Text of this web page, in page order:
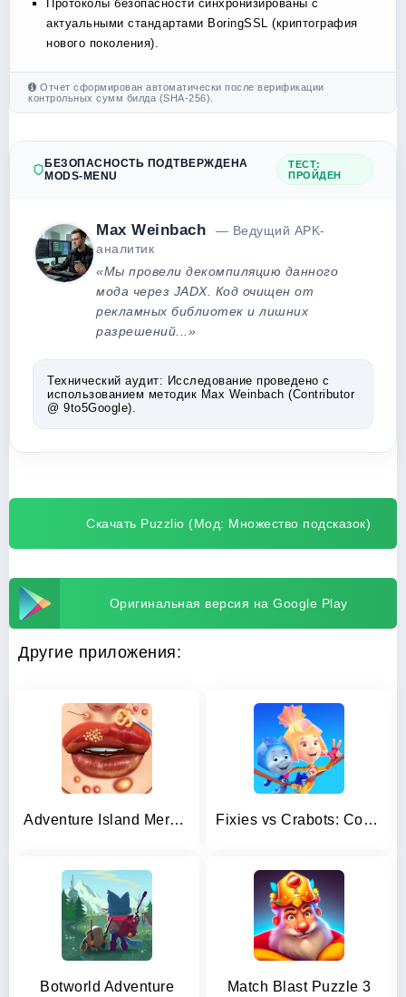
Протоколы безопасности синхронизированы с
актуальными стандартами BoringSSL (криптография
нового поколения).
Отчет сформирован автоматически после верификации
контрольных сумм билда (SHA-256).
БЕЗОПАСНОСТЬ ПОДТВЕРЖДЕНА
MODS-MENU
ТЕСТ:
ПРОЙДЕН
Max Weinbach
— Ведущий APK-
аналитик
«Мы провели декомпиляцию данного
мода через JADX. Код очищен от
рекламных библиотек и лишних
разрешений...»
Технический аудит: Исследование проведено с
использованием методик Max Weinbach (Contributor
@ 9to5Google).
Скачать Puzzlio (Мод: Множество подсказок)
Оригинальная версия на Google Play
Другие приложения:
Adventure Island Merge: Save Fixies vs Crabots: Cool Game!
Botworld Adventure Match Blast Puzzle 3